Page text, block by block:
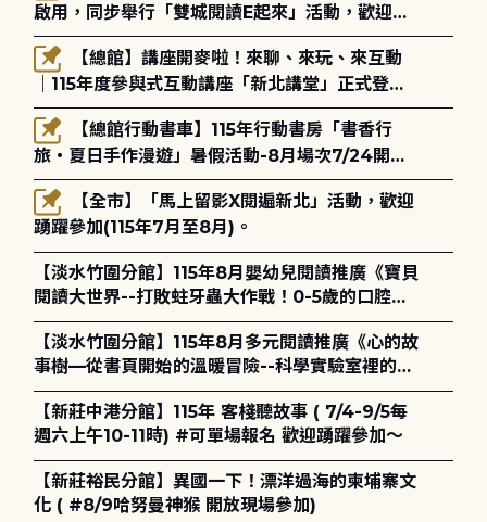
啟用，同步舉行「雙城閱讀E起來」活動，歡迎踴
躍參加(115年8月3日至10月4日)。
｜115年度參與式互動講座「新北講堂」正式登
場！
旅・夏日手作漫遊」暑假活動-8月場次7/24開始
報名
踴躍參加(115年7月至8月)。
【淡水竹圍分館】115年8月嬰幼兒閱讀推廣《寶貝
閱讀大世界--打敗蛀牙蟲大作戰！0-5歲的口腔照
護全攻略》
【淡水竹圍分館】115年8月多元閱讀推廣《心的故
事樹—從書頁開始的溫暖冒險--科學實驗室裡的放
電章魚》
【新莊中港分館】115年 客棧聽故事 ( 7/4-9/5每
週六上午10-11時) #可單場報名 歡迎踴躍參加～
【新莊裕民分館】異國一下！漂洋過海的柬埔寨文
化 ( #8/9哈努曼神猴 開放現場參加)